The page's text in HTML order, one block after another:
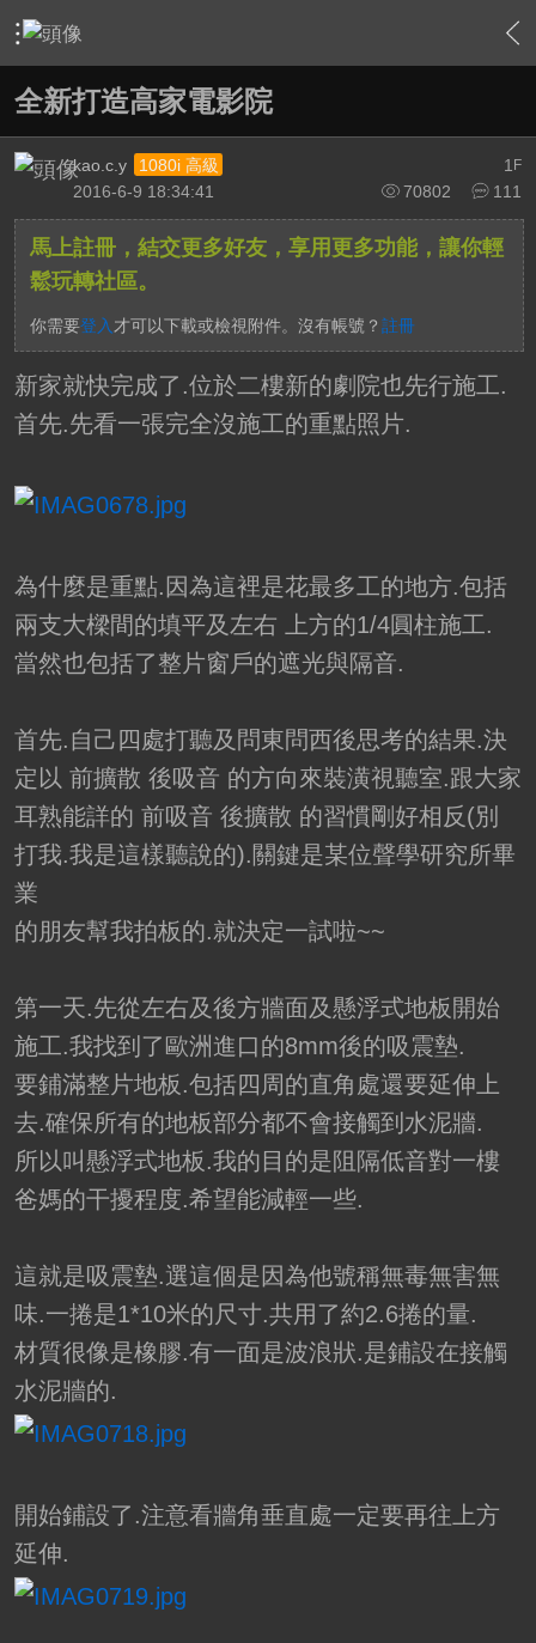
› 家庭劇院 › 家庭劇院設計 › 內容
全新打造高家電影院
1 F
kao.c.y
1080i 高級
70802
111
2016-6-9 18:34:41
馬上註冊，結交更多好友，享用更多功能，讓你輕
鬆玩轉社區。
你需要登入 才可以下載或檢視附件。沒有帳號？ 註冊
新家就快完成了.位於二樓新的劇院也先行施工.
首先.先看一張完全沒施工的重點照片.
為什麼是重點.因為這裡是花最多工的地方.包括
兩支大樑間的填平及左右 上方的1/4圓柱施工.
當然也包括了整片窗戶的遮光與隔音.
首先.自己四處打聽及問東問西後思考的結果.決
定以 前擴散 後吸音 的方向來裝潢視聽室.跟大家
耳熟能詳的 前吸音 後擴散 的習慣剛好相反(別
打我.我是這樣聽說的).關鍵是某位聲學研究所畢
業
的朋友幫我拍板的.就決定一試啦~~
第一天.先從左右及後方牆面及懸浮式地板開始
施工.我找到了歐洲進口的8mm後的吸震墊.
要鋪滿整片地板.包括四周的直角處還要延伸上
去.確保所有的地板部分都不會接觸到水泥牆.
所以叫懸浮式地板.我的目的是阻隔低音對一樓
爸媽的干擾程度.希望能減輕一些.
這就是吸震墊.選這個是因為他號稱無毒無害無
味.一捲是1*10米的尺寸.共用了約2.6捲的量.
材質很像是橡膠.有一面是波浪狀.是鋪設在接觸
水泥牆的.
開始鋪設了.注意看牆角垂直處一定要再往上方
延伸.